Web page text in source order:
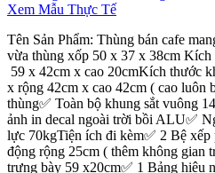
Tên Sản Phẩm: Thùng bán cafe
vừa thùng xốp 50 x 37 x 38cm
59 x 42cm x cao 20cmKích thước
x rộng 42cm x cao 42cm ( cao luôn
thùng✅ Toàn bộ khung sắt vuông
ảnh in decal ngoài trời bồi ALU✅
lực 70kgTiện ích đi kèm✅ 2 Bệ xếp
động rộng 25cm ( thêm không gian
trưng bày 59 x20cm✅ 1 Bảng hiệu